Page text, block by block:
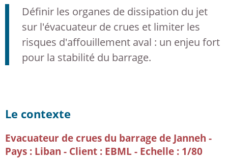
Définir les organes de dissipation du jet
sur l'évacuateur de crues et limiter les
risques d'affouillement aval : un enjeu fort
pour la stabilité du barrage.
Le contexte
Evacuateur de crues du barrage de Janneh -
Pays : Liban - Client : EBML - Echelle : 1/80